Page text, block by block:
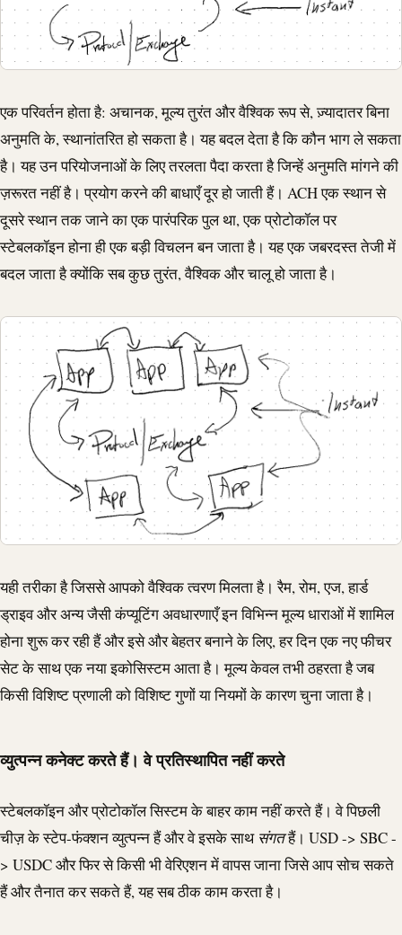
एक परिवर्तन होता है: अचानक, मूल्य तुरंत और वैश्विक रूप से, ज़्यादातर बिना
अनुमति के, स्थानांतरित हो सकता है। यह बदल देता है कि कौन भाग ले सकता
है। यह उन परियोजनाओं के लिए तरलता पैदा करता है जिन्हें अनुमति मांगने की
ज़रूरत नहीं है। प्रयोग करने की बाधाएँ दूर हो जाती हैं। ACHएक स्थान से
दूसरे स्थान तक जाने का एक पारंपरिक पुल था, एक प्रोटोकॉल पर
स्टेबलकॉइन होना ही एक बड़ी विचलन बन जाता है। यह एक जबरदस्त तेजी में
बदल जाता है क्योंकि सब कुछ तुरंत, वैश्विक और चालू हो जाता है।
यही तरीका है जिससे आपको वैश्विक त्वरण मिलता है। रैम, रोम, एज, हार्ड
ड्राइव और अन्य जैसी कंप्यूटिंग अवधारणाएँ इन विभिन्न मूल्य धाराओं में शामिल
होना शुरू कर रही हैं और इसे और बेहतर बनाने के लिए, हर दिन एक नए फीचर
सेट के साथ एक नया इकोसिस्टम आता है। मूल्य केवल तभी ठहरता है जब
किसी विशिष्ट प्रणाली को विशिष्ट गुणों या नियमों के कारण चुना जाता है।
व्युत्पन्न कनेक्ट करते हैं। वे प्रतिस्थापित नहीं करते
स्टेबलकॉइन और प्रोटोकॉल सिस्टम के बाहर काम नहीं करते हैं। वे पिछली
चीज़ के स्टेप-फंक्शन व्युत्पन्न हैं और वे इसके साथ संगतहैं। USD -> SBC -
> USDCऔर फिर से किसी भी वेरिएशन में वापस जाना जिसे आप सोच सकते
हैं और तैनात कर सकते हैं, यह सब ठीक काम करता है।